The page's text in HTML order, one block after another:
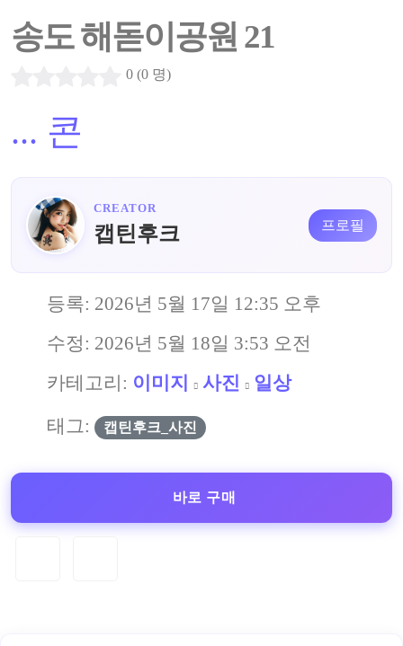
송도 해돋이공원 21
0 (0 명)
... 콘
CREATOR
캡틴후크 프로필
등록: 2026년 5월 17일 12:35 오후
수정: 2026년 5월 18일 3:53 오전
카테고리: 이미지 사진 일상
태그: 캡틴후크_사진
바로 구매